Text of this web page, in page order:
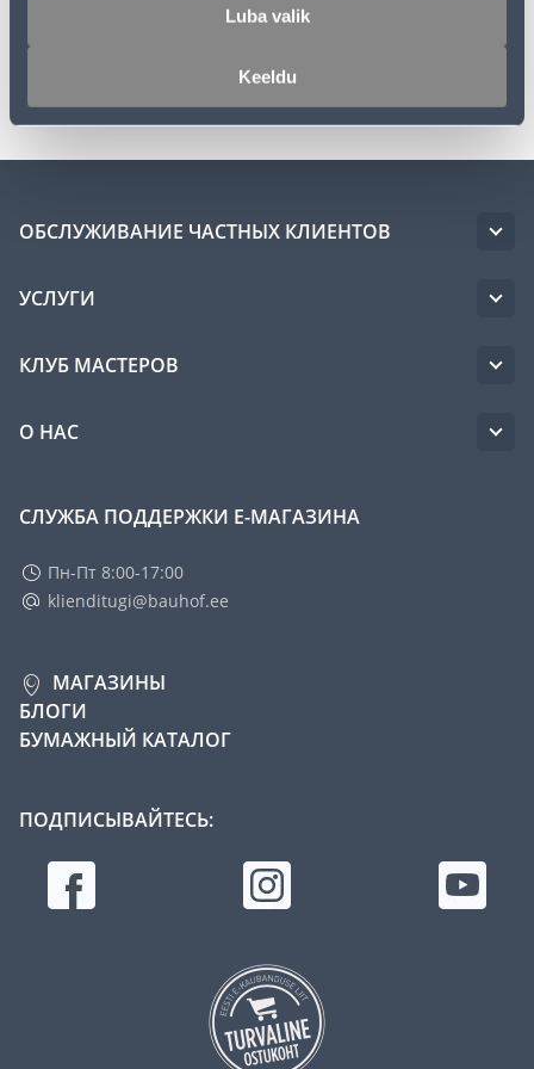
Luba valik
Keeldu
ОБСЛУЖИВАНИЕ ЧАСТНЫХ КЛИЕНТОВ
УСЛУГИ
КЛУБ МАСТЕРОВ
О НАС
СЛУЖБА ПОДДЕРЖКИ Е-МАГАЗИНА
Пн-Пт 8:00-17:00
klienditugi@bauhof.ee
МАГАЗИНЫ
БЛОГИ
БУМАЖНЫЙ КАТАЛОГ
ПОДПИСЫВАЙТЕСЬ: